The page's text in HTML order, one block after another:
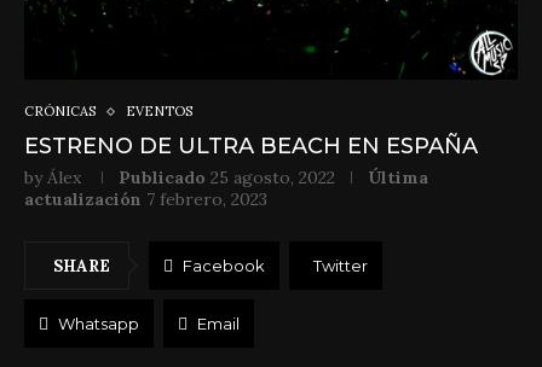
CRÓNICAS EVENTOS
ESTRENO DE ULTRA BEACH EN ESPAÑA
byÁlex Publicado 25 agosto, 2022
Última
actualización 7 febrero, 2023
SHARE Facebook Twitter
Whatsapp Email